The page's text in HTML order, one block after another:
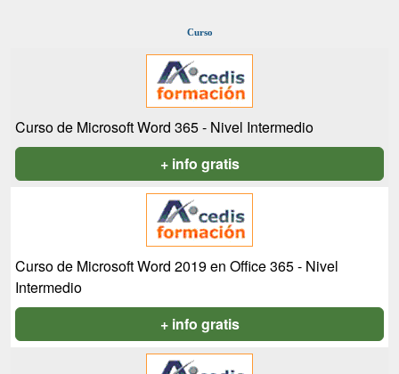
Curso
Curso de Microsoft Word 365 - Nivel Intermedio
+ info gratis
Curso de Microsoft Word 2019 en Office 365 - Nivel
Intermedio
+ info gratis